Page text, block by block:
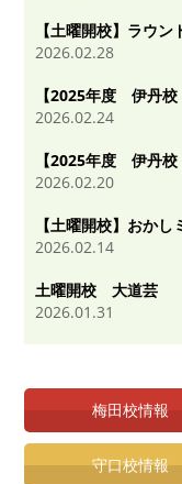
【土曜開校】ラウ
2026.02.28
【2025年度 伊丹
2026.02.24
【2025年度 伊丹
2026.02.20
【土曜開校】おか
2026.02.14
土曜開校 大道芸
2026.01.31
梅田校情報
守口校情報